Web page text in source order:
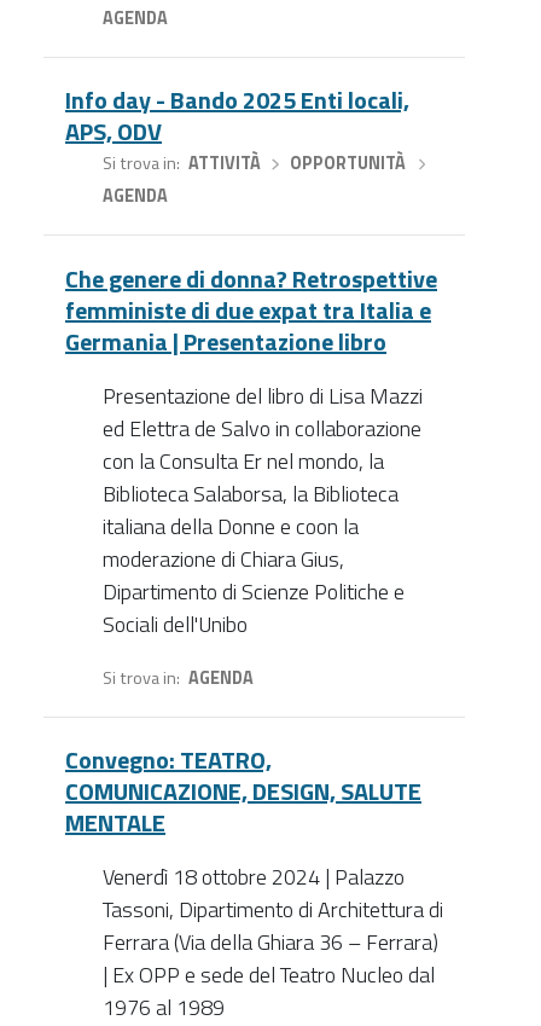
AGENDA
Info day - Bando 2025 Enti locali,
APS, ODV
Si trova in ATTIVITÀ› OPPORTUNITÀ
AGENDA
Che genere di donna? Retrospettive
femministe di due expat tra Italia e
Germania | Presentazione libro
Presentazione del libro di Lisa Mazzi
ed Elettra de Salvo in collaborazione
con la Consulta Er nel mondo, la
Biblioteca Salaborsa, la Biblioteca
italiana della Donne e coon la
moderazione di Chiara Gius,
Dipartimento di Scienze Politiche e
Sociali dell'Unibo
Si trova in AGENDA
Convegno: TEATRO,
COMUNICAZIONE, DESIGN, SALUTE
MENTALE
Venerdì 18 ottobre 2024 | Palazzo
Tassoni, Dipartimento di Architettura di
Ferrara (Via della Ghiara 36 – Ferrara)
| Ex OPP e sede del Teatro Nucleo dal
1976 al 1989